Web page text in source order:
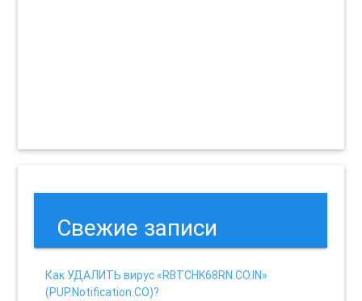
Свежие записи
Как УДАЛИТЬ вирус «RBTCHK68RN.CO.IN»
(PUP.Notification.CO)?